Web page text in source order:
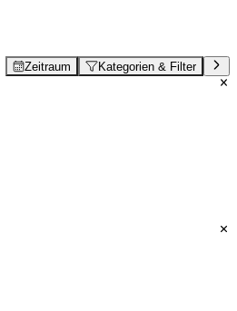
Zeitraum Kategorien & Filter